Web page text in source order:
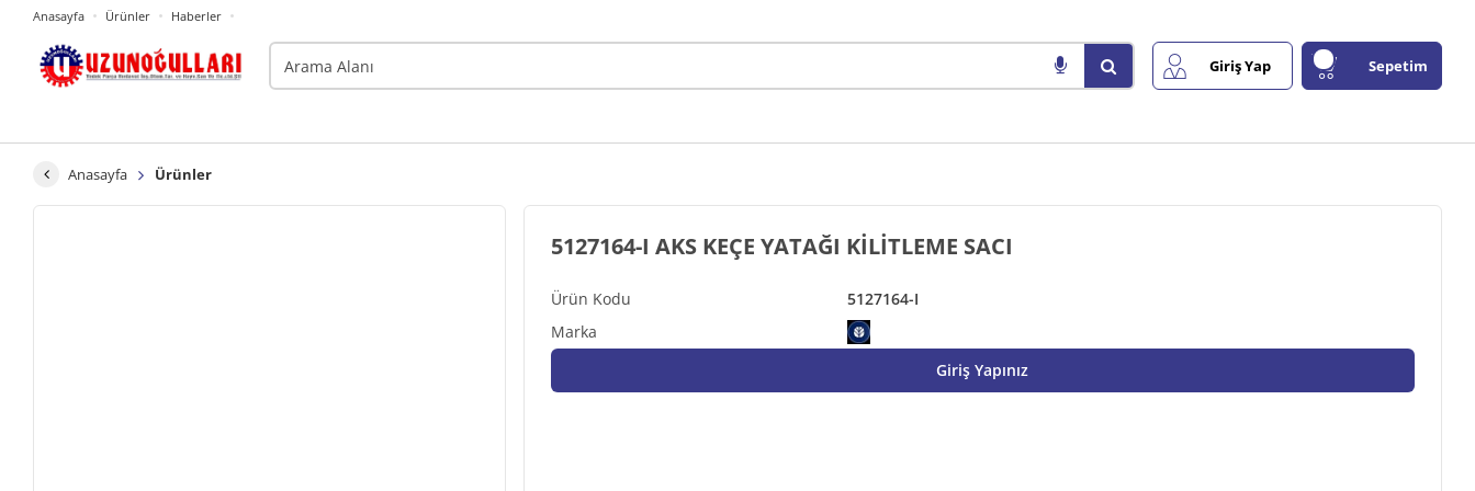
Anasayfa Ürünler Haberler
Giriş Yap Sepetim
Anasayfa Ürünler
5127164-I
5127164-I AKS KEÇE YATAĞI KİLİTLEME SACI
Giriş Yapınız